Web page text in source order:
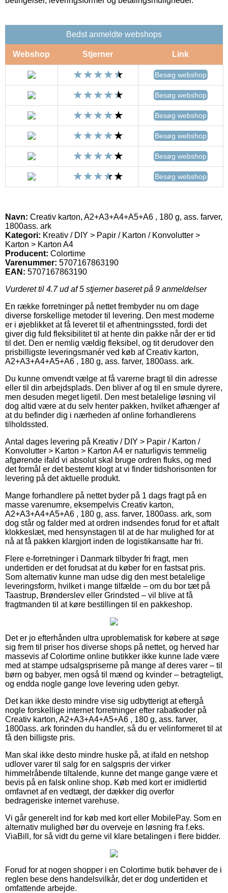
Bedst anmeldte webshops
Webshop Stjerner Link
Besøg webshop
Besøg webshop
Besøg webshop
Besøg webshop
Besøg webshop
Besøg webshop
Navn: Creativ karton, A2+A3+A4+A5+A6 , 180 g, ass. farver,
1800ass. ark
Kategori: Kreativ / DIY > Papir / Karton / Konvolutter >
Karton > Karton A4
Producent: Colortime
Varenummer: 5707167863190
EAN: 5707167863190
Vurderet til 4.7ud af 5 stjerner baseret på 9 anmeldelser
En række forretninger på nettet frembyder nu om dage
diverse forskellige metoder til levering. Den mest moderne
er i øjeblikket at få leveret til et afhentningssted, fordi det
giver dig fuld fleksibilitet til at hente din pakke når der er tid
til det. Den er nemlig vældig fleksibel, og tit derudover den
prisbilligste leveringsmanér ved køb af Creativ karton,
A2+A3+A4+A5+A6 , 180 g, ass. farver, 1800ass. ark.
Du kunne omvendt vælge at få varerne bragt til din adresse
eller til din arbejdsplads. Den bliver af og til en smule dyrere,
men desuden meget ligetil. Den mest betalelige løsning vil
dog altid være at du selv henter pakken, hvilket afhænger af
at du befinder dig i nærheden af online forhandlerens
tilholdssted.
Antal dages levering på Kreativ / DIY > Papir / Karton /
Konvolutter > Karton > Karton A4 er naturligvis temmelig
afgørende ifald vi absolut skal bruge ordren fluks, og med
det formål er det bestemt klogt at vi finder tidshorisonten for
levering på det aktuelle produkt.
Mange forhandlere på nettet byder på 1 dags fragt på en
masse varenumre, eksempelvis Creativ karton,
A2+A3+A4+A5+A6 , 180 g, ass. farver, 1800ass. ark, som
dog står og falder med at ordren indsendes forud for et aftalt
klokkeslæt, med hensynstagen til at de har mulighed for at
nå at få pakken klargjort inden de logistikansatte har fri.
Flere e-forretninger i Danmark tilbyder fri fragt, men
undertiden er det forudsat at du køber for en fastsat pris.
Som alternativ kunne man udse dig den mest betalelige
leveringsform, hvilket i mange tilfælde – om du bor tæt på
Taastrup, Brønderslev eller Grindsted – vil blive at få
fragtmanden til at køre bestillingen til en pakkeshop.
Det er jo efterhånden ultra uproblematisk for købere at søge
sig frem til priser hos diverse shops på nettet, og herved har
massevis af Colortime online butikker ikke kunne lade være
med at stampe udsalgspriserne på mange af deres varer – til
børn og babyer, men også til mænd og kvinder – betragteligt,
og endda nogle gange love levering uden gebyr.
Det kan ikke desto mindre vise sig udbytterigt at eftergå
nogle forskellige internet forretninger efter rabatkoder på
Creativ karton, A2+A3+A4+A5+A6 , 180 g, ass. farver,
1800ass. ark forinden du handler, så du er velinformeret til at
få den billigste pris.
Man skal ikke desto mindre huske på, at ifald en netshop
udlover varer til salg for en salgspris der virker
himmelråbende tiltalende, kunne det mange gange være et
bevis på en falsk online shop. Køb med kort er imidlertid
omfavnet af en vedtægt, der dækker dig overfor
bedrageriske internet varehuse.
Vi går generelt ind for køb med kort eller MobilePay. Som en
alternativ mulighed bør du overveje en løsning fra f.eks.
ViaBill, for så vidt du gerne vil klare betalingen i flere bidder.
Forud for at nogen shopper i en Colortime butik behøver de i
reglen bese dens handelsvilkår, det er dog undertiden et
omfattende arbejde.